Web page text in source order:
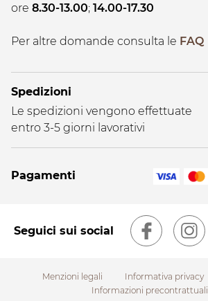
ore 8.30-13.00; 14.00-17.30
Per altre domande consulta le FAQ
Spedizioni
Le spedizioni vengono effettuate
entro 3-5 giorni lavorativi
Pagamenti
Seguici sui social
Menzioni legali Informativa privacy
Informazioni precontrattuali